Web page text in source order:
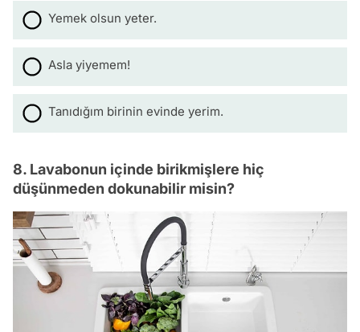
Yemek olsun yeter.
Asla yiyemem!
Tanıdığım birinin evinde yerim.
8. Lavabonun içinde birikmişlere hiç
düşünmeden dokunabilir misin?